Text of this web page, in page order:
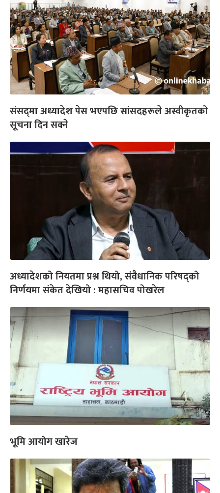
संसद्‍मा अध्यादेश पेस भएपछि सांसदहरूले अस्वीकृतको
सूचना दिन सक्ने
अध्यादेशको नियतमा प्रश्न थियो, संवैधानिक परिषद्को
निर्णयमा संकेत देखियो : महासचिव पोखरेल
भूमि आयोग खारेज